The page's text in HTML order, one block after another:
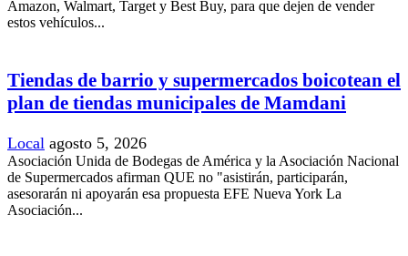
Amazon, Walmart, Target y Best Buy, para que dejen de vender
estos vehículos...
Tiendas de barrio y supermercados boicotean el
plan de tiendas municipales de Mamdani
Local agosto 5, 2026
Asociación Unida de Bodegas de América y la Asociación Nacional
de Supermercados afirman QUE no "asistirán, participarán,
asesorarán ni apoyarán esa propuesta EFE Nueva York La
Asociación...